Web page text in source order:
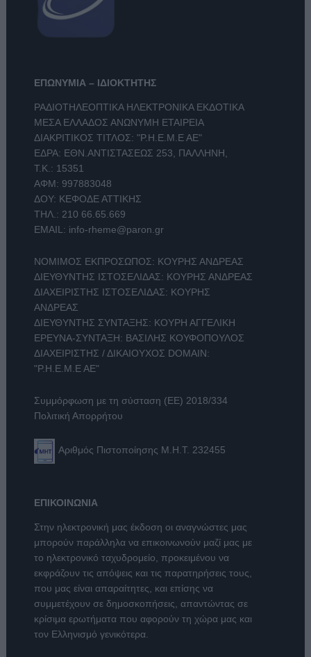
ΕΠΩΝΥΜΙΑ – ΙΔΙΟΚΤΗΤΗΣ
ΡΑΔΙΟΤΗΛΕΟΠΤΙΚΑ ΗΛΕΚΤΡΟΝΙΚΑ ΕΚΔΟΤΙΚΑ
ΜΕΣΑ ΕΛΛΑΔΟΣ ΑΝΩΝΥΜΗ ΕΤΑΙΡΕΙΑ
ΔΙΑΚΡΙΤΙΚΟΣ ΤΙΤΛΟΣ: "Ρ.Η.Ε.Μ.Ε ΑΕ"
ΕΔΡΑ: ΕΘΝ.ΑΝΤΙΣΤΑΣΕΩΣ 253, ΠΑΛΛΗΝΗ,
Τ.Κ.: 15351
ΑΦΜ: 997883048
ΔΟΥ: ΚΕΦΟΔΕ ΑΤΤΙΚΗΣ
ΤΗΛ.: 210 66.65.669
EMAIL: info-rheme@paron.gr
ΝΟΜΙΜΟΣ ΕΚΠΡΟΣΩΠΟΣ: ΚΟΥΡΗΣ ΑΝΔΡΕΑΣ
ΔΙΕΥΘΥΝΤΗΣ ΙΣΤΟΣΕΛΙΔΑΣ: ΚΟΥΡΗΣ ΑΝΔΡΕΑΣ
ΔΙΑΧΕΙΡΙΣΤΗΣ ΙΣΤΟΣΕΛΙΔΑΣ: ΚΟΥΡΗΣ
ΑΝΔΡΕΑΣ
ΔΙΕΥΘΥΝΤΗΣ ΣΥΝΤΑΞΗΣ: ΚΟΥΡΗ ΑΓΓΕΛΙΚΗ
ΕΡΕΥΝΑ-ΣΥΝΤΑΞΗ: ΒΑΣΙΛΗΣ ΚΟΥΦΟΠΟΥΛΟΣ
ΔΙΑΧΕΙΡΙΣΤΗΣ / ΔΙΚΑΙΟΥΧΟΣ DOMAIN:
"Ρ.Η.Ε.Μ.Ε ΑΕ"
Συμμόρφωση με τη σύσταση (ΕΕ) 2018/334
Πολιτική Απορρήτου
Αριθμός Πιστοποίησης Μ.Η.Τ. 232455
ΕΠΙΚΟΙΝΩΝΙΑ
Στην ηλεκτρονική μας έκδοση οι αναγνώστες μας
μπορούν παράλληλα να επικοινωνούν μαζί μας με
το ηλεκτρονικό ταχυδρομείο, προκειμένου να
εκφράζουν τις απόψεις και τις παρατηρήσεις τους,
που μας είναι απαραίτητες, και επίσης να
συμμετέχουν σε δημοσκοπήσεις, απαντώντας σε
κρίσιμα ερωτήματα που αφορούν τη χώρα μας και
τον Ελληνισμό γενικότερα.